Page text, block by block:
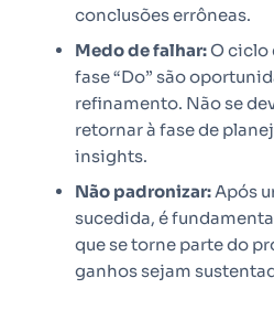
conclusões errôneas.
Medo de falhar:O ciclo
fase “Do” são
refinamento. Não se
retornar à fase de
insights.
Não padronizar:Após
sucedida, é
que se torne parte do
ganhos sejam